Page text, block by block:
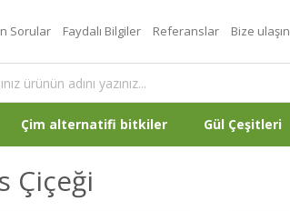
Sorular Faydalı Bilgiler Referanslar Bize ulaşın
Çim alternatifi bitkiler Gül Çeşitleri
Çiçeği